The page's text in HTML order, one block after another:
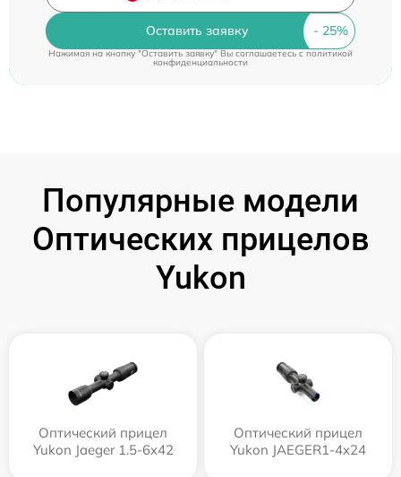
Оставить заявку
Нажимая на кнопку "Оставить заявку" Вы соглашаетесь c политикой
конфиденциальности
Популярные модели
Оптических прицелов
Yukon
Оптический прицел
Yukon Jaeger 1.5-6x42
Оптический прицел
Yukon JAEGER1-4x24